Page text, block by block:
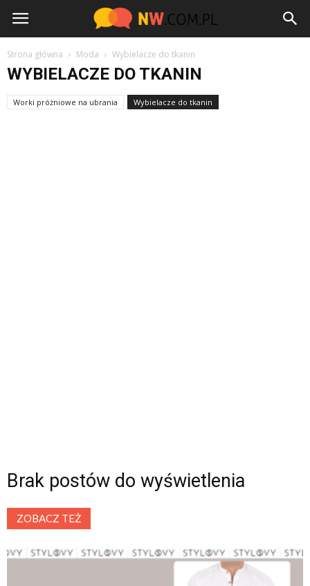
NW.com.pl
Strona główna Moda Wybielacze do tkanin
WYBIELACZE DO TKANIN
Worki próżniowe na ubrania Wybielacze do tkanin
Brak postów do wyświetlenia
ZOBACZ TEŻ